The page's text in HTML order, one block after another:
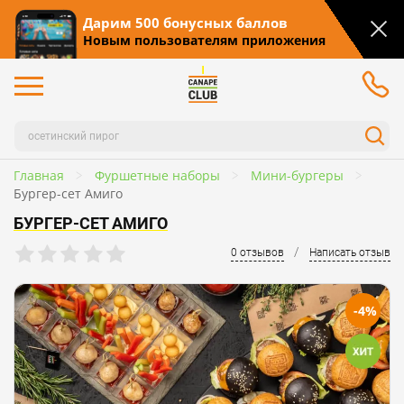
Дарим 500 бонусных баллов
Новым пользователям приложения
Главная Фуршетные наборы
Мини-бургеры
Бургер-сет Амиго
БУРГЕР-СЕТ АМИГО
0 отзывов / Написать отзыв
-4%